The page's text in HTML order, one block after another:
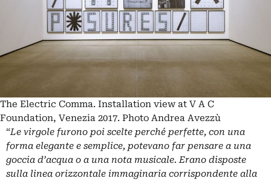
The Electric Comma. Installation view at V A C
Foundation, Venezia 2017. Photo Andrea Avezzù
“Le virgole furono poi scelte perché perfette, con una
forma elegante e semplice, potevano far pensare a una
goccia d’acqua o a una nota musicale. Erano disposte
sulla linea orizzontale immaginaria corrispondente alla